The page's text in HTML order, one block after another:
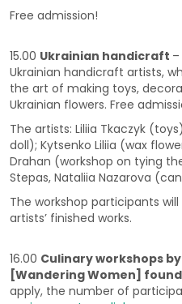
Free admission!
15.00 Ukrainian handicraft
Ukrainian handicraft artists,
the art of making toys,
Ukrainian flowers. Free
The artists: Liliia Tkaczyk
doll); Kytsenko Liliia (wax
Drahan (workshop on tying
Stepas, Nataliia Nazarova
The workshop participants
artists’ finished works.
16.00 Culinary workshops
[Wandering Women]
apply, the number of